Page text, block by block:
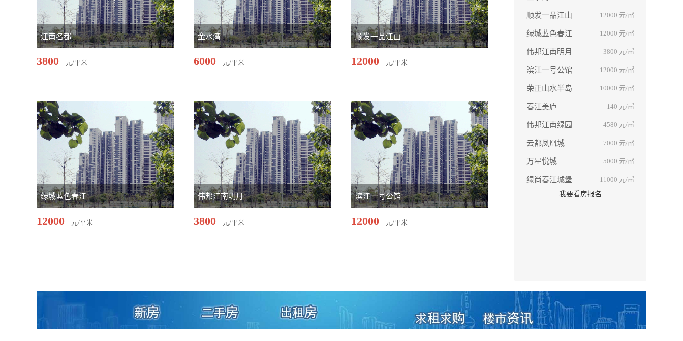
江南名都
3800 元/平米
金水湾
6000 元/平米
顺发一品江山
12000 元/平米
绿城蓝色春江
12000 元/平米
伟邦江南明月
3800 元/平米
滨江一号公馆
12000 元/平米
顺发一品江山 12000 元/㎡
绿城蓝色春江 12000 元/㎡
伟邦江南明月 3800 元/㎡
滨江一号公馆 12000 元/㎡
荣正山水半岛 10000 元/㎡
春江美庐 140 元/㎡
伟邦江南绿园 4580 元/㎡
云都凤凰城 7000 元/㎡
万星悦城 5000 元/㎡
绿尚春江城堡 11000 元/㎡
我要看房报名